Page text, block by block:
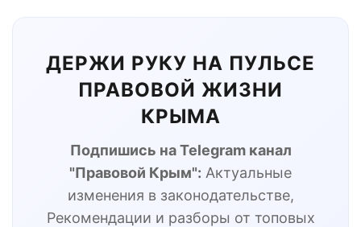
ДЕРЖИ РУКУ НА ПУЛЬСЕ
ПРАВОВОЙ ЖИЗНИ
КРЫМА
Подпишись на Telegram канал
"Правовой Крым": Актуальные
изменения в законодательстве,
Рекомендации и разборы от топовых